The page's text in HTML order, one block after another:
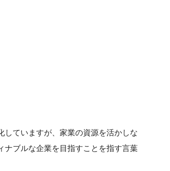
ていますが、家業の資源を活かしな
ナブルな企業を目指すことを指す言葉